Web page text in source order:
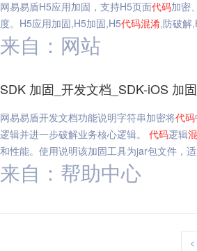
网易易盾H5应用加固，支持H5页面代码加密
度。H5应用加固,H5加固,H5代码混淆,防破解
来自：网站
SDK 加固_开发文档_SDK-iOS 加
网易易盾开发文档功能说明字符串加密将代码
逻辑并进一步破解业务核心逻辑。 代码逻辑
和性能。使用说明该加固工具为jar包文件，
来自：帮助中心
<